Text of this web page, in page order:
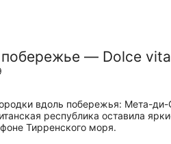
— Dolce
вдоль побережья: Мета-
республика оставила
Тирренского моря.